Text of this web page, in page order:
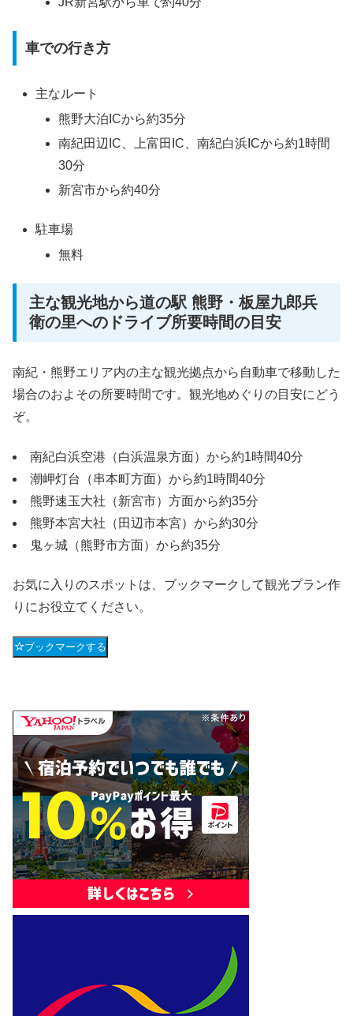
車での行き方
主なルート
熊野大泊ICから約35分
南紀田辺IC、上富田IC、南紀白浜ICから約1時間
30分
新宮市から約40分
駐車場
無料
主な観光地から道の駅 熊野・板屋九郎兵
衛の里へのドライブ所要時間の目安
南紀・熊野エリア内の主な観光拠点から自動車で移動した
場合のおよその所要時間です。観光地めぐりの目安にどう
ぞ。
南紀白浜空港（白浜温泉方面）から約1時間40分
潮岬灯台（串本町方面）から約1時間40分
熊野速玉大社（新宮市）方面から約35分
熊野本宮大社（田辺市本宮）から約30分
鬼ヶ城（熊野市方面）から約35分
お気に入りのスポットは、ブックマークして観光プラン作
りにお役立てください。
ブックマークする